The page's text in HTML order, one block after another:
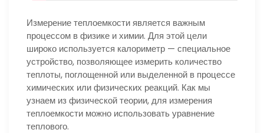
Измерение теплоемкости является важным
процессом в физике и химии. Для этой цели
широко используется калориметр — специальное
устройство, позволяющее измерить количество
теплоты, поглощенной или выделенной в процессе
химических или физических реакций. Как мы
узнаем из физической теории, для измерения
теплоемкости можно использовать уравнение
теплового.